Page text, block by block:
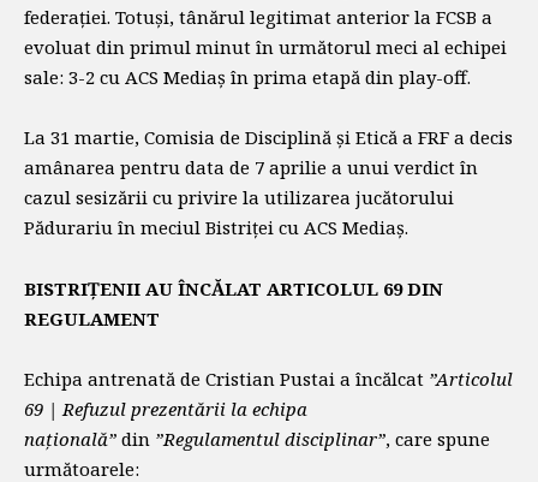
federației. Totuși, tânărul legitimat anterior la FCSB a
evoluat din primul minut în următorul meci al echipei
sale: 3-2 cu ACS Mediaș în prima etapă din play-off.
La 31 martie, Comisia de Disciplină și Etică a FRF a decis
amânarea pentru data de 7 aprilie a unui verdict în
cazul sesizării cu privire la utilizarea jucătorului
Pădurariu în meciul Bistriței cu ACS Mediaș.
BISTRIȚENII AU ÎNCĂLAT ARTICOLUL 69 DIN
REGULAMENT
Echipa antrenată de Cristian Pustai a încălcat ”Articolul
69 | Refuzul prezentării la echipa
naţională” din ”Regulamentul disciplinar”, care spune
următoarele: